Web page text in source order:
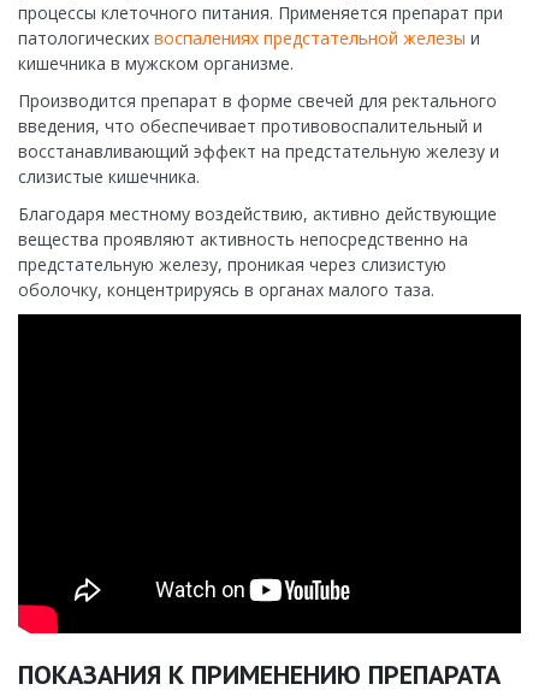
процессы клеточного питания. Применяется препарат при
патологических воспалениях предстательной железы и
кишечника в мужском организме.
Производится препарат в форме свечей для ректального
введения, что обеспечивает противовоспалительный и
восстанавливающий эффект на предстательную железу и
слизистые кишечника.
Благодаря местному воздействию, активно действующие
вещества проявляют активность непосредственно на
предстательную железу, проникая через слизистую
оболочку, концентрируясь в органах малого таза.
ПОКАЗАНИЯ К ПРИМЕНЕНИЮ ПРЕПАРАТА